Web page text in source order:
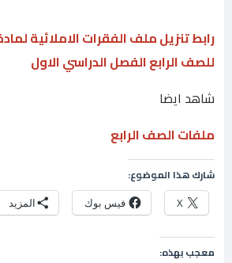
رابط تنزيل ملف الفقرات الاملائية
للصف الرابع الفصل الدراسي الاول
شاهد ايضا
ملفات الصف الرابع
شارك هذا الموضوع:
X فيس بوك المزيد
معجب بهذه: